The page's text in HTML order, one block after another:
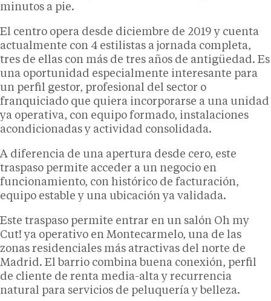
minutos a pie.
El centro opera desde diciembre de 2019 y cuenta
actualmente con 4 estilistas a jornada completa,
tres de ellas con más de tres años de antigüedad. Es
una oportunidad especialmente interesante para
un perfil gestor, profesional del sector o
franquiciado que quiera incorporarse a una unidad
ya operativa, con equipo formado, instalaciones
acondicionadas y actividad consolidada.
A diferencia de una apertura desde cero, este
traspaso permite acceder a un negocio en
funcionamiento, con histórico de facturación,
equipo estable y una ubicación ya validada.
Este traspaso permite entrar en un salón Oh my
Cut! ya operativo en Montecarmelo, una de las
zonas residenciales más atractivas del norte de
Madrid. El barrio combina buena conexión, perfil
de cliente de renta media-alta y recurrencia
natural para servicios de peluquería y belleza.